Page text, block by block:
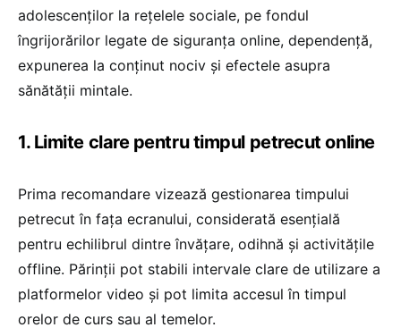
adolescenților la rețelele sociale, pe fondul
îngrijorărilor legate de siguranța online, dependență,
expunerea la conținut nociv și efectele asupra
sănătății mintale.
1. Limite clare pentru timpul petrecut online
Prima recomandare vizează gestionarea timpului
petrecut în fața ecranului, considerată esențială
pentru echilibrul dintre învățare, odihnă și activitățile
offline. Părinții pot stabili intervale clare de utilizare a
platformelor video și pot limita accesul în timpul
orelor de curs sau al temelor.